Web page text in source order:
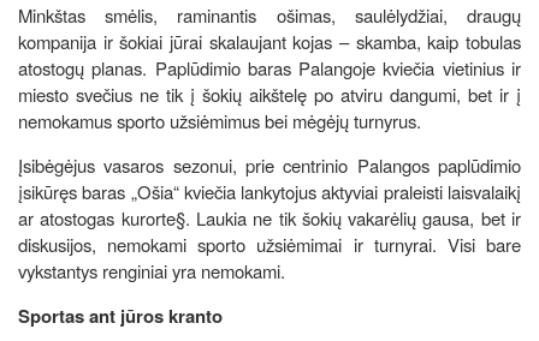
Minkštas smėlis, raminantis ošimas, saulėlydžiai, draugų
kompanija ir šokiai jūrai skalaujant kojas – skamba, kaip tobulas
atostogų planas. Paplūdimio baras Palangoje kviečia vietinius ir
miesto svečius ne tik į šokių aikštelę po atviru dangumi, bet ir į
nemokamus sporto užsiėmimus bei mėgėjų turnyrus.
Įsibėgėjus vasaros sezonui, prie centrinio Palangos paplūdimio
įsikūręs baras „Ošia“ kviečia lankytojus aktyviai praleisti laisvalaikį
ar atostogas kurorte§. Laukia ne tik šokių vakarėlių gausa, bet ir
diskusijos, nemokami sporto užsiėmimai ir turnyrai. Visi bare
vykstantys renginiai yra nemokami.
Sportas ant jūros kranto